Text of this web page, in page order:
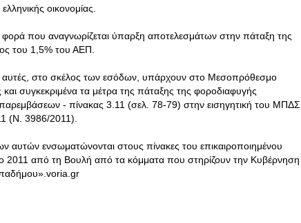
οικονομίας.
φορά που αναγνωρίζεται ύπαρξη αποτελεσμάτων στην πάταξη της
του 1,5% του ΑΕΠ.
αυτές, στο σκέλος των εσόδων, υπάρχουν στο Μεσοπρόθεσμο
συγκεκριμένα τα μέτρα της πάταξης της φοροδιαφυγής
παρεμβάσεων - πίνακας 3.11 (σελ. 78-79) στην εισηγητική του ΜΠΔΣ
(Ν. 3986/2011).
αυτών ενσωματώνονται στους πίνακες του επικαιροποιημένου
από τη Βουλή από τα κόμματα που στηρίζουν την Κυβέρνηση